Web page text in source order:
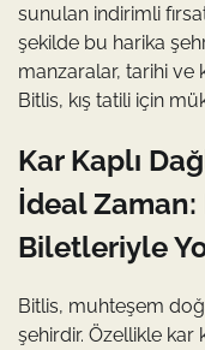
sunulan indirimli
şekilde bu harika
manzaralar, tarihi
Bitlis, kış tatili için
Kar Kaplı
İdeal Zaman:
Biletleriyle
Bitlis, muhteşem
şehirdir. Özellikle kar